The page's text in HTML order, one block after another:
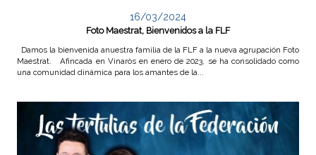
16/03/2024
Foto Maestrat, Bienvenidos a la FLF
Damos la bienvenida anuestra familia de la FLF a la nueva agrupación Foto
Maestrat. Afincada en Vinaròs en enero de 2023, se ha consolidado como
una comunidad dinámica para los amantes de la...